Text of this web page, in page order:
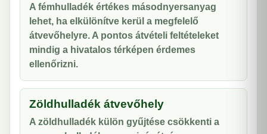
A fémhulladék értékes másodnyersanyag
lehet, ha elkülönítve kerül a megfelelő
átvevőhelyre. A pontos átvételi feltételeket
mindig a hivatalos térképen érdemes
ellenőrizni.
Zöldhulladék átvevőhely
A zöldhulladék külön gyűjtése csökkenti a